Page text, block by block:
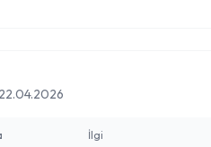
22.04.2026
İlgi